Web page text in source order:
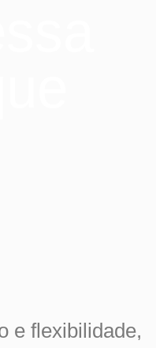
e flexibilidade,